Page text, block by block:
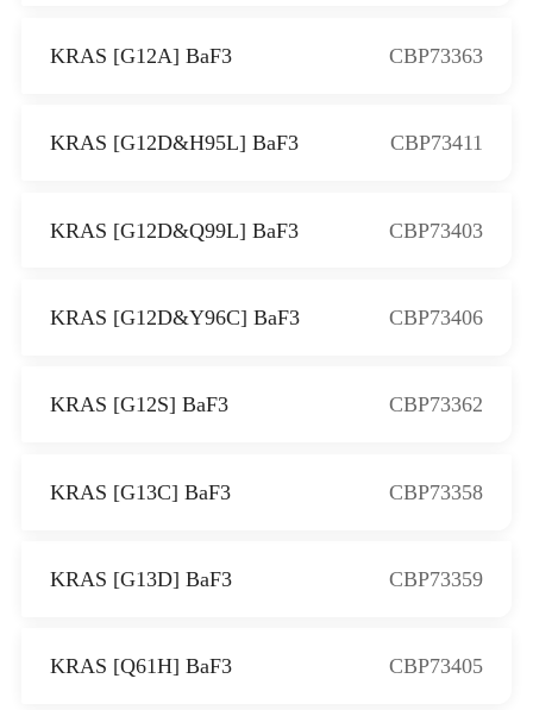
KRAS [G12A] BaF3 CBP73363
KRAS [G12D&H95L] BaF3 CBP73411
KRAS [G12D&Q99L] BaF3 CBP73403
KRAS [G12D&Y96C] BaF3 CBP73406
KRAS [G12S] BaF3 CBP73362
KRAS [G13C] BaF3 CBP73358
KRAS [G13D] BaF3 CBP73359
KRAS [Q61H] BaF3 CBP73405